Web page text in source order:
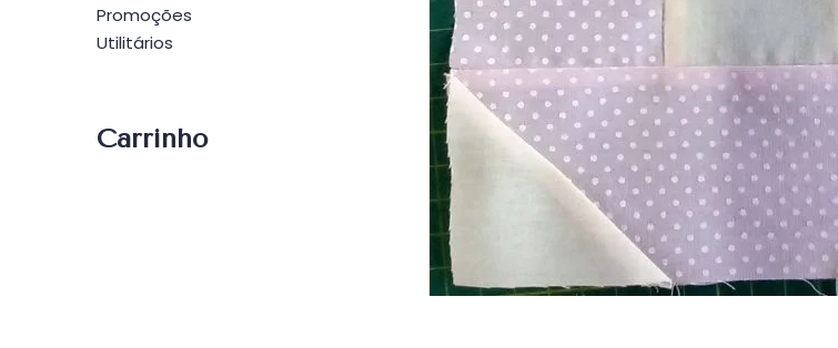
Promoções
Utilitários
Carrinho